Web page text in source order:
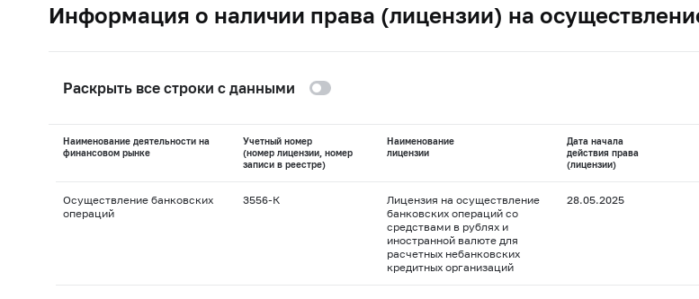
Информация о наличии права (лицензии) на
Раскрыть все строки с данными
Наименование деятельности на
финансовом рынке
Учетный номер
(номер лицензии, номер
записи в реестре)
Наименование
лицензии
Дата начала
действия права
(лицензии)
Осуществление банковских
операций
3556-К
Лицензия на осуществление
банковских операций со
средствами в рублях и
иностранной валюте для
расчетных небанковских
кредитных организаций
28.05.2025